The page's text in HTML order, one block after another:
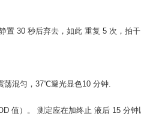
30 秒后弃去，如此 重复 5 次，拍干
荡混匀，37℃避光显色10 分钟.
值）。 测定应在加终止 液后 15 分钟